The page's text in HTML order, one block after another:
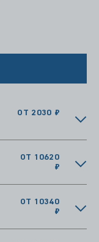
ОТ 2030 ₽
ОТ 10620
₽
ОТ 10340
₽